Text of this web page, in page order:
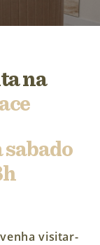
na
venha visitar-